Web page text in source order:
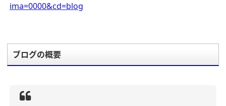
ima=0000&cd=blog
ブログの概要